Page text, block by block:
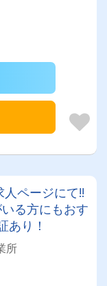
ページにて!!
る方にもおす
あり！
所